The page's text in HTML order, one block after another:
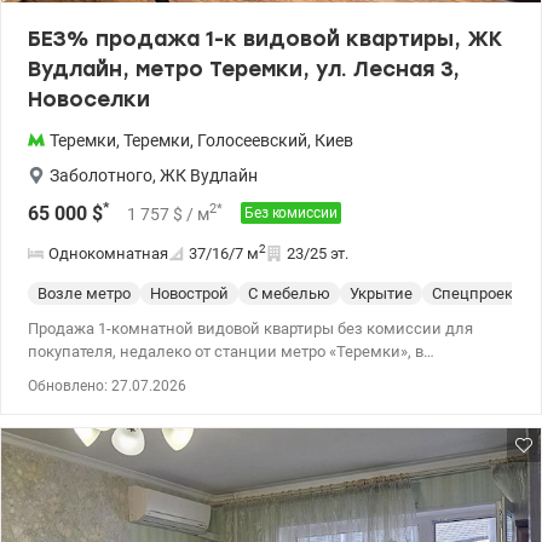
БЕЗ% продажа 1-к видовой квартиры, ЖК
Вудлайн, метро Теремки, ул. Лесная 3,
Новоселки
Теремки, Теремки, Голосеевский, Киев
Заболотного, ЖК Вудлайн
65 000 $* 1 757 $ / м2* Без комиссии
Однокомнатная 37/16/7 м2 23/25 эт.
Возле метро Новострой С мебелью Укрытие Спецпроект
Продажа 1-комнатной видовой квартиры без комиссии для
покупателя, недалеко от станции метро «Теремки», в
Новоселки. Характеристики квартиры: - площадь: общая 37,3 м²,
планировка: отдельная комната, кухня с выходом на
просторный балкон, гардеробная - современный ремонт с
качественной мебелью и техникой Дом: - введеный в
эксплуатацию в 2022 году - монолитно-каркасная технология
строительства, стены из железобетона, утепление минеральной
Обновлено: 27.07.2026